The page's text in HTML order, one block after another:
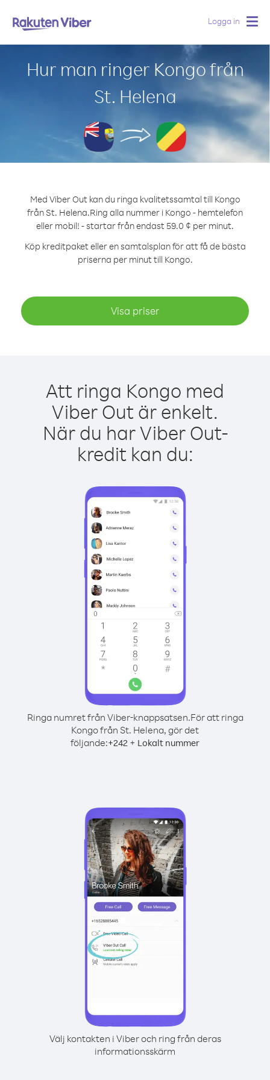
Logga in
Hur man ringer Kongo från
St. Helena
Med Viber Out kan du ringa kvalitetssamtal till Kongo
från St. Helena.Ring alla nummer i Kongo - hemtelefon
eller mobil! - startar från endast 59.0 ¢ per minut.
Köp kreditpaket eller en samtalsplan för att få de bästa
priserna per minut till Kongo.
Visa priser
Att ringa Kongo med
Viber Out är enkelt.
När du har Viber Out-
kredit kan du:
Ringa numret från Viber-knappsatsen.För att ringa
Kongo från St. Helena, gör det
följande:+242 + Lokalt nummer
Välj kontakten i Viber och ring från deras
informationsskärm